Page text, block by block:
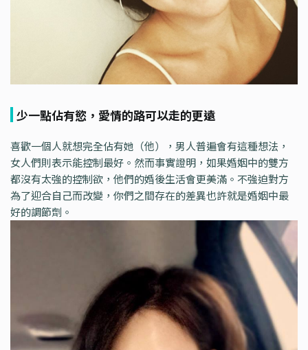
少一點佔有慾，愛情的路可以走的更遠
喜歡一個人就想完全佔有她（他），男人普遍會有這種想法，
女人們則表示能控制最好。然而事實證明，如果婚姻中的雙方
都沒有太強的控制欲，他們的婚後生活會更美滿。不強迫對方
為了迎合自己而改變，你們之間存在的差異也許就是婚姻中最
好的調節劑。